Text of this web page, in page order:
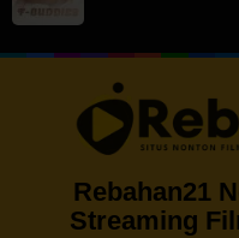
Rebahan21
Streaming